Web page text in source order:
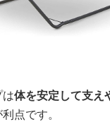
体を安定して支え
点です。